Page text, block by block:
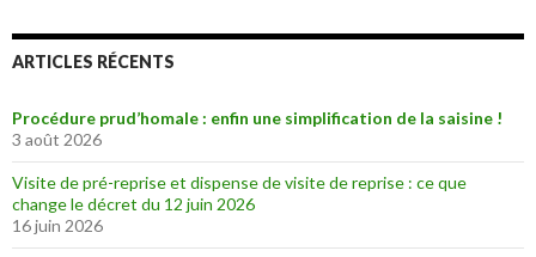
ARTICLES RÉCENTS
Procédure prud’homale : enfin une simplification de la saisine !
3 août 2026
Visite de pré-reprise et dispense de visite de reprise : ce que
change le décret du 12 juin 2026
16 juin 2026